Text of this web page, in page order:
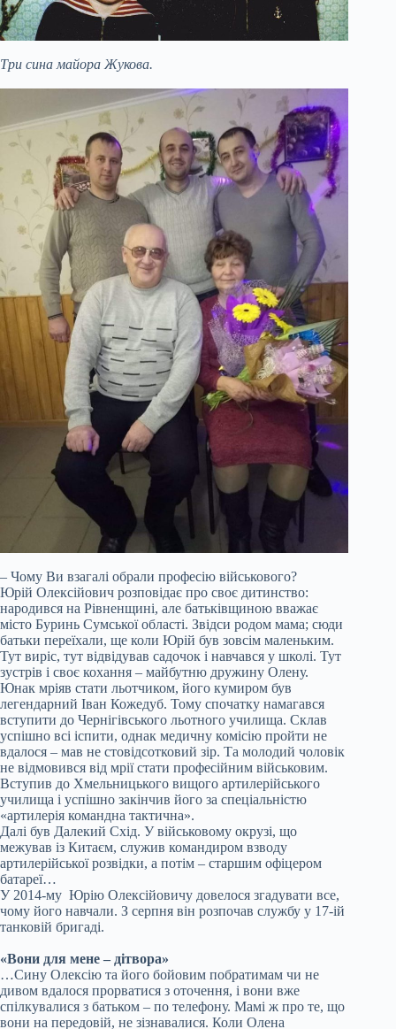
Три сина майора Жукова.
– Чому Ви взагалі обрали професію військового?
Юрій Олексійович розповідає про своє дитинство:
народився на Рівненщині, але батьківщиною вважає
місто Буринь Сумської області. Звідси родом мама; сюди
батьки переїхали, ще коли Юрій був зовсім маленьким.
Тут виріс, тут відвідував садочок і навчався у школі. Тут
зустрів і своє кохання – майбутню дружину Олену.
Юнак мріяв стати льотчиком, його кумиром був
легендарний Іван Кожедуб. Тому спочатку намагався
вступити до Чернігівського льотного училища. Склав
успішно всі іспити, однак медичну комісію пройти не
вдалося – мав не стовідсотковий зір. Та молодий чоловік
не відмовився від мрії стати професійним військовим.
Вступив до Хмельницького вищого артилерійського
училища і успішно закінчив його за спеціальністю
«артилерія командна тактична».
Далі був Далекий Схід. У військовому окрузі, що
межував із Китаєм, служив командиром взводу
артилерійської розвідки, а потім – старшим офіцером
батареї…
У 2014-му Юрію Олексійовичу довелося згадувати все,
чому його навчали. З серпня він розпочав службу у 17-ій
танковій бригаді.
«Вони для мене – дітвора»
…Сину Олексію та його бойовим побратимам чи не
дивом вдалося прорватися з оточення, і вони вже
спілкувалися з батьком – по телефону. Мамі ж про те, що
вони на передовій, не зізнавалися. Коли Олена